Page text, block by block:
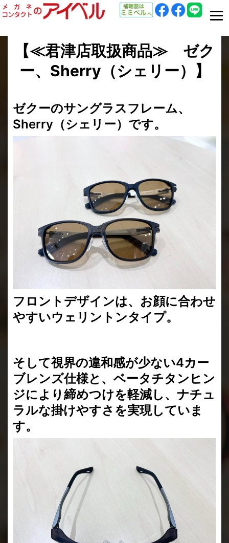
【≪君津店取扱商品≫ ゼク
ー、Sherry（シェリー）】
ゼクーのサングラスフレーム、
Sherry（シェリー）です。
フロントデザインは、お顔に合わせ
やすいウェリントンタイプ。
そして視界の違和感が少ない4カー
ブレンズ仕様と、ベータチタンヒン
ジにより締めつけを軽減し、ナチュ
ラルな掛けやすさを実現していま
す。